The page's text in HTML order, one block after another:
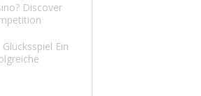
Discover
Ein